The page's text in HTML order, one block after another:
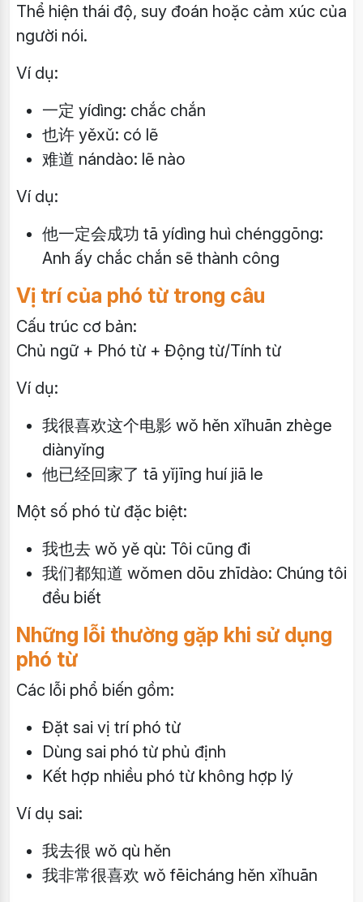
Thể hiện thái độ, suy đoán hoặc cảm xúc của
người nói.
Ví dụ:
一定 yídìng: chắc chắn
也许 yěxǔ: có lẽ
难道 nándào: lẽ nào
Ví dụ:
他一定会成功 tā yídìng huì chénggōng:
Anh ấy chắc chắn sẽ thành công
Vị trí của phó từ trong câu
Cấu trúc cơ bản:
Chủ ngữ + Phó từ + Động từ/Tính từ
Ví dụ:
我很喜欢这个电影 wǒ hěn xǐhuān zhège
diànyǐng
他已经回家了 tā yǐjīng huí jiā le
Một số phó từ đặc biệt:
我也去 wǒ yě qù: Tôi cũng đi
我们都知道 wǒmen dōu zhīdào: Chúng tôi
đều biết
Những lỗi thường gặp khi sử dụng
phó từ
Các lỗi phổ biến gồm:
Đặt sai vị trí phó từ
Dùng sai phó từ phủ định
Kết hợp nhiều phó từ không hợp lý
Ví dụ sai:
我去很 wǒ qù hěn
我非常很喜欢 wǒ fēicháng hěn xǐhuān